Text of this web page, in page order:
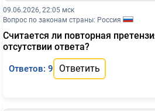
09.06.2026, 22:05 мск
Вопрос по законам страны: Россия
Считается ли повторная
отсутствии ответа?
Ответов: 9 Ответить